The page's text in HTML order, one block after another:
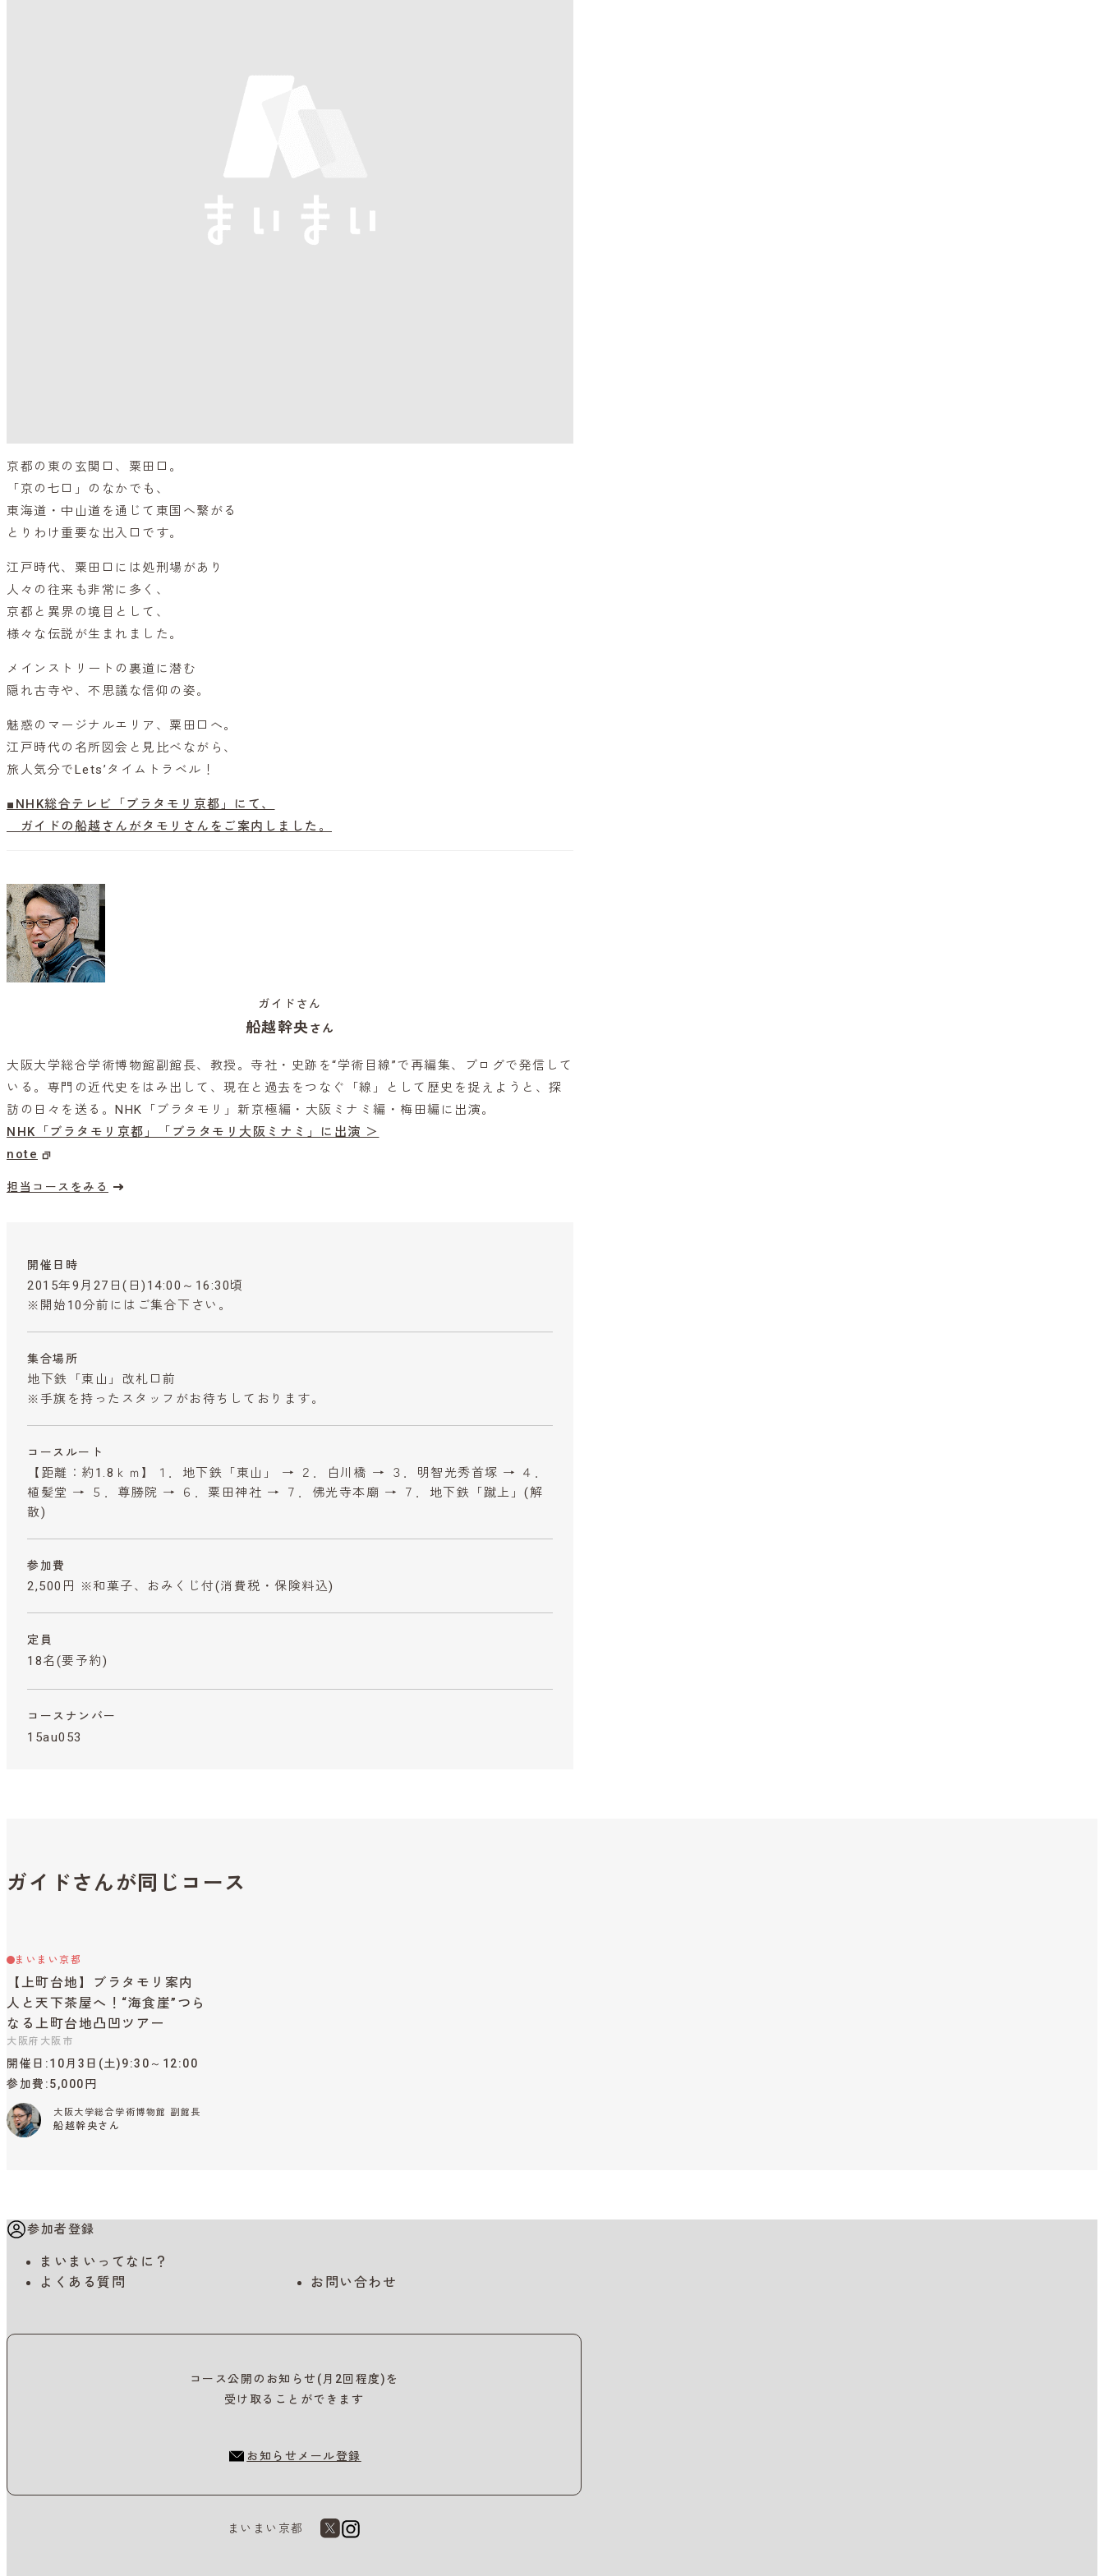
京都の東の玄関口、粟田口。
「京の七口」のなかでも、
東海道・中山道を通じて東国へ繋がる
とりわけ重要な出入口です。
江戸時代、粟田口には処刑場があり
人々の往来も非常に多く、
京都と異界の境目として、
様々な伝説が生まれました。
メインストリートの裏道に潜む
隠れ古寺や、不思議な信仰の姿。
魅惑のマージナルエリア、粟田口へ。
江戸時代の名所図会と見比べながら、
旅人気分でLets’タイムトラベル！
■NHK総合テレビ「ブラタモリ京都」にて、
ガイドの船越さんがタモリさんをご案内しました。
ガイドさん
船越幹央さん
大阪大学総合学術博物館副館長、教授。寺社・史跡を“学術目線”で再編集、ブログで発信して
いる。専門の近代史をはみ出して、現在と過去をつなぐ「線」として歴史を捉えようと、探
訪の日々を送る。NHK「ブラタモリ」新京極編・大阪ミナミ編・梅田編に出演。
NHK「ブラタモリ京都」
「ブラタモリ大阪ミナミ」に出演 ＞
note
担当コースをみる
開催日時
2015年9月27日(日)14:00～16:30頃
※開始10分前にはご集合下さい。
集合場所
地下鉄「東山」改札口前
※手旗を持ったスタッフがお待ちしております。
コースルート
【距離：約1.8ｋｍ】１．地下鉄「東山」 → ２．白川橋 → ３．明智光秀首塚 → ４．
植髪堂 → ５．尊勝院 → ６．粟田神社 → ７．佛光寺本廟 → ７．地下鉄「蹴上」(解
散)
参加費
2,500円 ※和菓子、おみくじ付(消費税・保険料込)
定員
18名(要予約)
コースナンバー
15au053
ガイドさんが同じコース
まいまい京都
【上町台地】ブラタモリ案内
人と天下茶屋へ！“海食崖”つら
なる上町台地凸凹ツアー
大阪府大阪市
開催日
10月3日(土)9:30～12:00
参加費 5,000円
大阪大学総合学術博物館 副館長
船越幹央さん
参加者登録
まいまいってなに？
よくある質問
お問い合わせ
コース公開のお知らせ(月2回程度)を
受け取ることができます
お知らせメール登録
まいまい京都